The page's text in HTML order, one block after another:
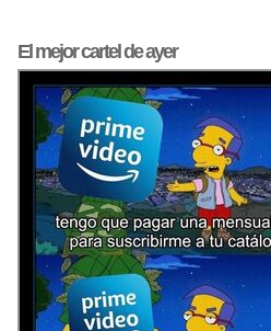
El mejorcartel de ayer